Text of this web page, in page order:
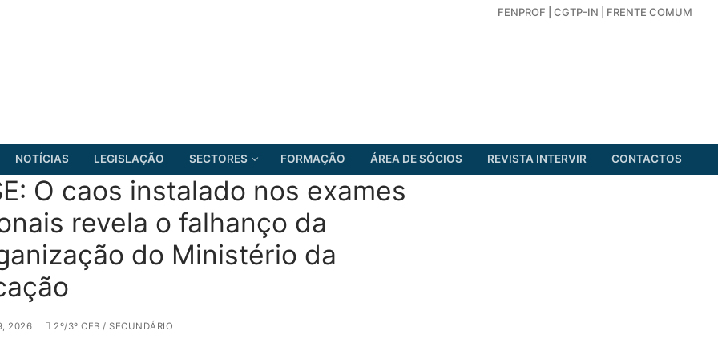
FENPROF CGTP-IN FRENTE COMUM
NOTÍCIAS LEGISLAÇÃO SECTORES FORMAÇÃO ÁREA DE SÓCIOS REVISTA INTERVIR CONTACTOS
FRENTE COMUM
O caos instalado nos exames
revela o falhanço da
do Ministério da
2026 2º/3º CEB / SECUNDÁRIO